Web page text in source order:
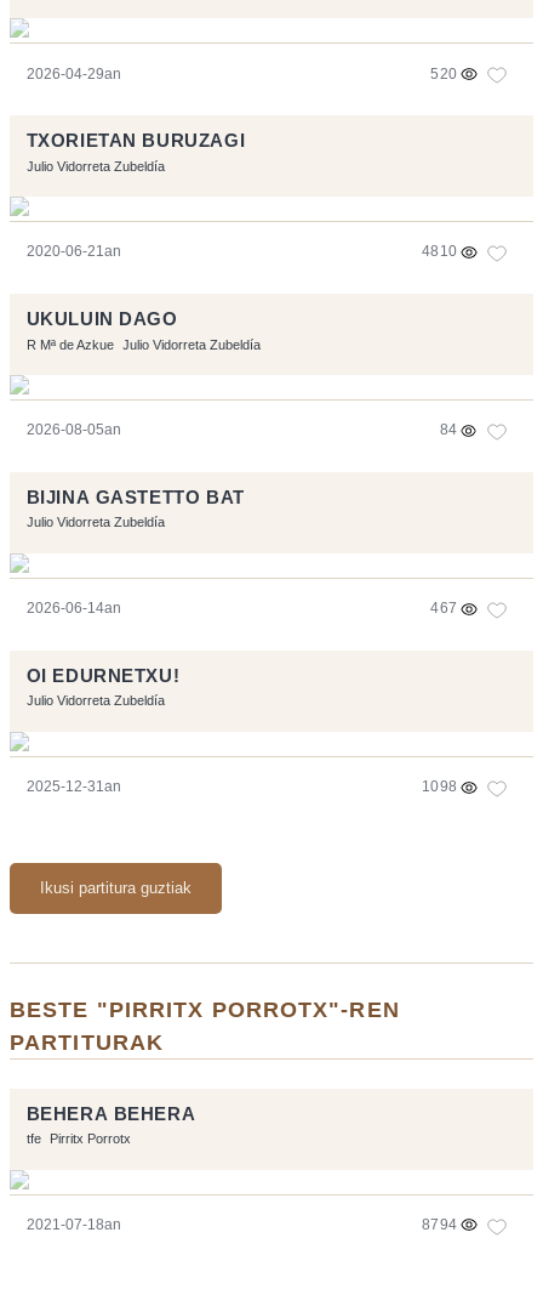
2026-04-29an 520
TXORIETAN BURUZAGI
Julio Vidorreta Zubeldía
2020-06-21an 4810
UKULUIN DAGO
R Mª de Azkue Julio Vidorreta Zubeldía
2026-08-05an 84
BIJINA GASTETTO BAT
Julio Vidorreta Zubeldía
2026-06-14an 467
OI EDURNETXU!
Julio Vidorreta Zubeldía
2025-12-31an 1098
Ikusi partitura guztiak
BESTE "PIRRITX PORROTX"-REN
PARTITURAK
BEHERA BEHERA
tfe Pirritx Porrotx
2021-07-18an 8794